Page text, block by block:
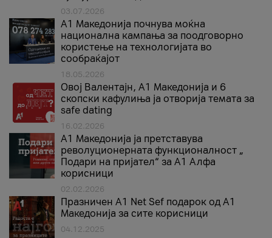
03.07.2026
A1 Македонија почнува моќна
национална кампања за поодговорно
користење на технологијата во
сообраќајот
18.05.2026
Овој Валентајн, A1 Македонија и 6
скопски кафулиња ја отворија темата за
safe dating
16.02.2026
А1 Македонија ја претставува
револуционерната функционалност „
Подари на пријател“ за А1 Алфа
корисници
02.02.2026
Празничен A1 Net Sеf подарок од А1
Македонија за сите корисници
04.12.2025